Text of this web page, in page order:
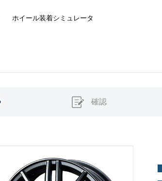
ホイール装着シミュレータ
確認